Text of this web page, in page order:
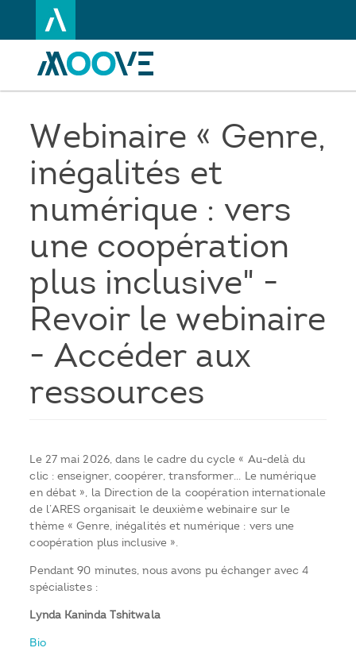
au
principalWebinaire « Genre,
inégalités et
numérique : vers
une coopération
plus inclusive" -
Revoir le webinaire
- Accéder aux
ressources
Le 27 mai 2026, dans le cadre du cycle « Au-delà du
clic : enseigner, coopérer, transformer… Le numérique
en débat », la Direction de la coopération internationale
de l’ARES organisait le deuxième webinaire sur le
thème « Genre, inégalités et numérique : vers une
coopération plus inclusive ».
Pendant 90 minutes, nous avons pu échanger avec 4
spécialistes :
Lynda Kaninda Tshitwala
Bio